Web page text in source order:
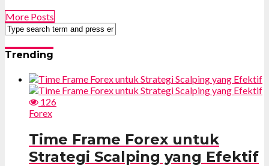
More Posts
Trending
126
Forex
Time Frame Forex untuk
Strategi Scalping yang Efektif